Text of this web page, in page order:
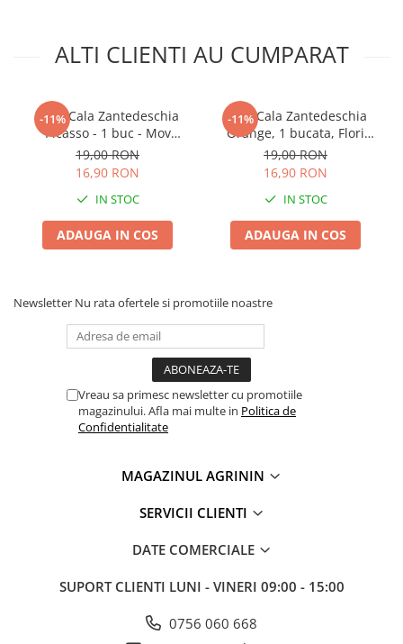
Foarfeci
Furtun / banda / tub
Motofierastrau / Drujba
Pila motofierastrau / drujba
Plasa de umbrire
Pompa de stropit
Spray si intretinere
Acumulatori si Incarcatoare
Cantare
ALTI CLIENTI AU CUMPARAT
-11%
Bulb Cala Zantedeschia
Picasso - 1 buc - Mov
Profund cu Bordura Alba
19,00 RON
16,90 RON
IN STOC
ADAUGA IN COS
-11%
Bulb Cala Zantedeschia
Orange, 1 bucata, Flori
Portocalii Exotice pentru
Gradina si Ghiveci
19,00 RON
16,90 RON
IN STOC
ADAUGA IN COS
Newsletter Nu rata ofertele si promotiile noastre
Vreau sa primesc newsletter cu promotiile
magazinului. Afla mai multe in Politica de
Confidentialitate
MAGAZINUL AGRININ
SERVICII CLIENTI
DATE COMERCIALE
SUPORT CLIENTI LUNI - VINERI 09:00 - 15:00
0756 060 668